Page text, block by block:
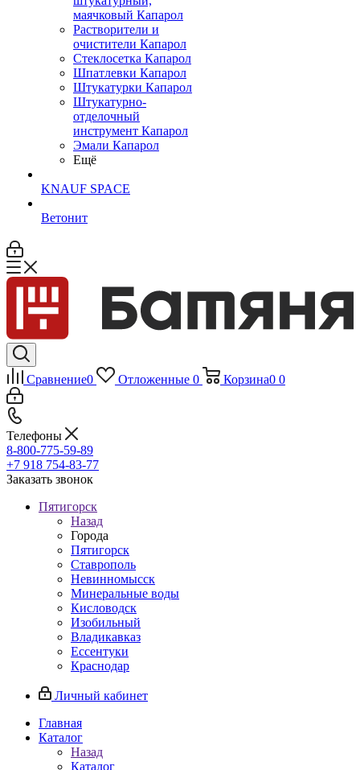
маячковый Капарол
Растворители и
очистители Капарол
Cтеклосетка Капарол
Шпатлевки Капарол
Штукатурки Капарол
Штукатурно-
отделочный
инструмент Капарол
Эмали Капарол
Ещё
KNAUF SPACE
Ветонит
Сравнение0 Отложенные 0 Корзина0 0
Телефоны
8-800-775-59-89
+7 918 754-83-77
Заказать звонок
Пятигорск
Назад
Города
Пятигорск
Ставрополь
Невинномысск
Минеральные воды
Кисловодск
Изобильный
Владикавказ
Ессентуки
Краснодар
Личный кабинет
Главная
Каталог
Назад
Каталог